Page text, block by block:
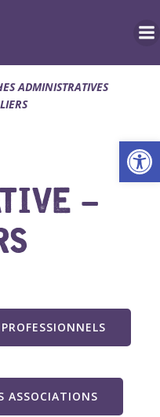
ADMINISTRATIVES
–
ASSOCIATIONS